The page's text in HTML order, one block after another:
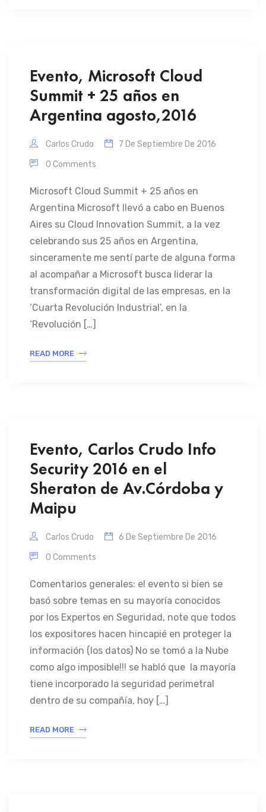
Evento, Microsoft Cloud
Summit + 25 años en
Argentina agosto,2016
Carlos Crudo
7 De Septiembre De 2016
0 Comments
Microsoft Cloud Summit + 25 años en
Argentina Microsoft llevó a cabo en Buenos
Aires su Cloud Innovation Summit, a la vez
celebrando sus 25 años en Argentina,
sinceramente me sentí parte de alguna forma
al acompañar a Microsoft busca liderar la
transformación digital de las empresas, en la
‘Cuarta Revolución Industrial’, en la
‘Revolución […]
READ MORE
Evento, Carlos Crudo Info
Security 2016 en el
Sheraton de Av.Córdoba y
Maipu
Carlos Crudo
6 De Septiembre De 2016
0 Comments
Comentarios generales: el evento si bien se
basó sobre temas en su mayoría conocidos
por los Expertos en Seguridad, note que todos
los expositores hacen hincapié en proteger la
información (los datos) No se tomó a la Nube
como algo imposible!!! se habló que la mayoría
tiene incorporado la seguridad perimetral
dentro de su compañía, hoy […]
READ MORE